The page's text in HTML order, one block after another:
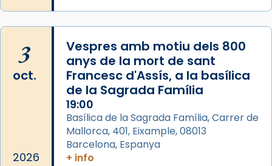
3
oct.
2026
Vespres amb motiu dels 800
anys de la mort de sant
Francesc d'Assís, a la basílica
de la Sagrada Família
19:00
Basílica de la Sagrada Família, Carrer de
Mallorca, 401, Eixample, 08013
Barcelona, Espanya
+ info